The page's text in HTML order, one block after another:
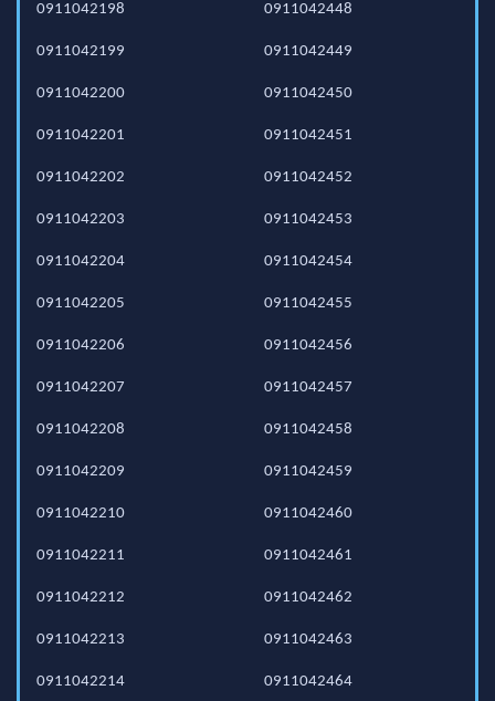
0911042198
0911042199
0911042200
0911042201
0911042202
0911042203
0911042204
0911042205
0911042206
0911042207
0911042208
0911042209
0911042210
0911042211
0911042212
0911042213
0911042214
0911042448
0911042449
0911042450
0911042451
0911042452
0911042453
0911042454
0911042455
0911042456
0911042457
0911042458
0911042459
0911042460
0911042461
0911042462
0911042463
0911042464